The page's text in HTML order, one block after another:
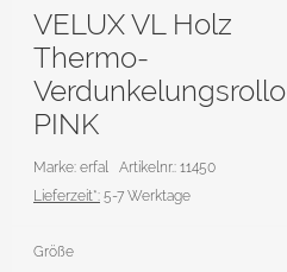
VELUX VL Holz
Thermo-
Verdunkelungsrollo
PINK
Marke: erfal Artikelnr.: 11450
Lieferzeit*: 5-7 Werktage
Größe